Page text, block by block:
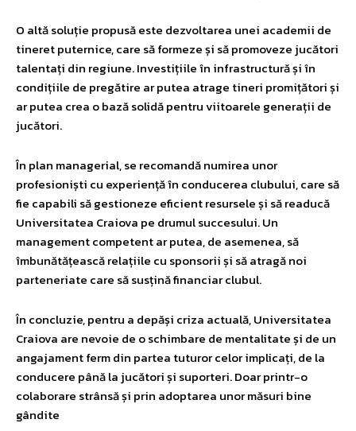
O altă soluție propusă este dezvoltarea unei academii de
tineret puternice, care să formeze și să promoveze jucători
talentați din regiune. Investițiile în infrastructură și în
condițiile de pregătire ar putea atrage tineri promițători și
ar putea crea o bază solidă pentru viitoarele generații de
jucători.
În plan managerial, se recomandă numirea unor
profesioniști cu experiență în conducerea clubului, care să
fie capabili să gestioneze eficient resursele și să readucă
Universitatea Craiova pe drumul succesului. Un
management competent ar putea, de asemenea, să
îmbunătățească relațiile cu sponsorii și să atragă noi
parteneriate care să susțină financiar clubul.
În concluzie, pentru a depăși criza actuală, Universitatea
Craiova are nevoie de o schimbare de mentalitate și de un
angajament ferm din partea tuturor celor implicați, de la
conducere până la jucători și suporteri. Doar printr-o
colaborare strânsă și prin adoptarea unor măsuri bine
gândite